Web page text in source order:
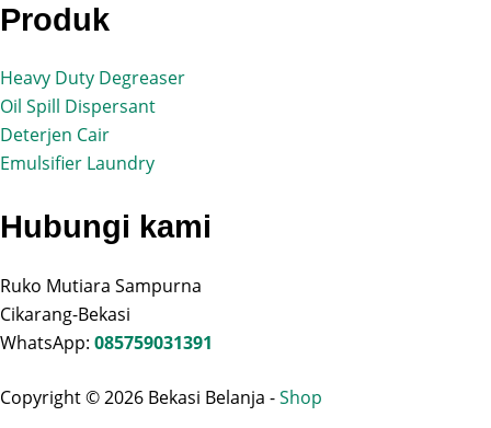
Produk
Heavy Duty Degreaser
Oil Spill Dispersant
Deterjen Cair
Emulsifier Laundry
Hubungi kami
Ruko Mutiara Sampurna
Cikarang-Bekasi
WhatsApp: 085759031391
Copyright © 2026 Bekasi Belanja -Shop